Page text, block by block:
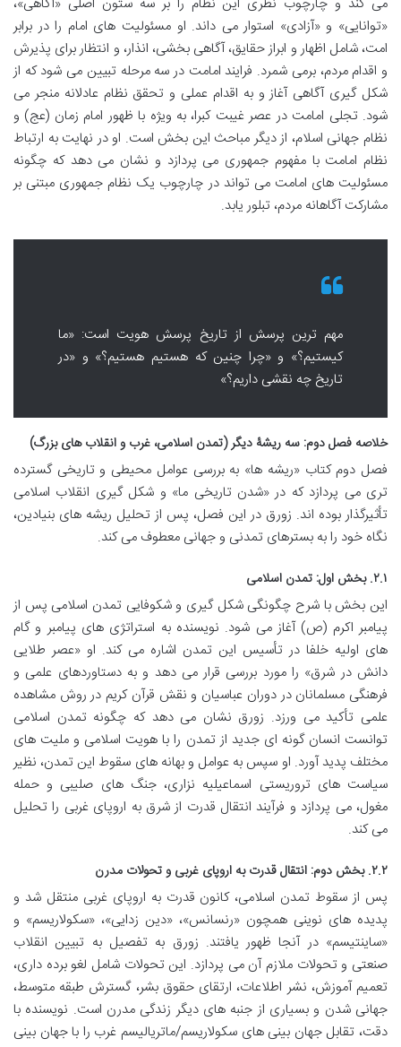
«توانایی» و «آزادی» استوار می داند. او مسئولیت های امام را در برابر
امت، شامل اظهار و ابراز حقایق، آگاهی بخشی، انذار، و انتظار برای پذیرش
و اقدام مردم، برمی شمرد. فرایند امامت در سه مرحله تبیین می شود که از
شکل گیری آگاهی آغاز و به اقدام عملی و تحقق نظام عادلانه منجر می
شود. تجلی امامت در عصر غیبت کبرا، به ویژه با ظهور امام زمان (عج) و
نظام جهانی اسلام، از دیگر مباحث این بخش است. او در نهایت به ارتباط
نظام امامت با مفهوم جمهوری می پردازد و نشان می دهد که چگونه
مسئولیت های امامت می تواند در چارچوب یک نظام جمهوری مبتنی بر
مشارکت آگاهانه مردم، تبلور یابد.
مهم ترین پرسش از تاریخ پرسش هویت است: «ما
کیستیم؟» و «چرا چنین که هستیم هستیم؟» و «در
تاریخ چه نقشی داریم؟»
خلاصه فصل دوم: سه ریشۀ دیگر (تمدن اسلامی، غرب و انقلاب های بزرگ)
فصل دوم کتاب «ریشه ها» به بررسی عوامل محیطی و تاریخی گسترده
تری می پردازد که در «شدن تاریخی ما» و شکل گیری انقلاب اسلامی
تأثیرگذار بوده اند. زورق در این فصل، پس از تحلیل ریشه های بنیادین،
نگاه خود را به بسترهای تمدنی و جهانی معطوف می کند.
۲.۱. بخش اول: تمدن اسلامی
این بخش با شرح چگونگی شکل گیری و شکوفایی تمدن اسلامی پس از
پیامبر اکرم (ص) آغاز می شود. نویسنده به استراتژی های پیامبر و گام
های اولیه خلفا در تأسیس این تمدن اشاره می کند. او «عصر طلایی
دانش در شرق» را مورد بررسی قرار می دهد و به دستاوردهای علمی و
فرهنگی مسلمانان در دوران عباسیان و نقش قرآن کریم در روش مشاهده
علمی تأکید می ورزد. زورق نشان می دهد که چگونه تمدن اسلامی
توانست انسان گونه ای جدید از تمدن را با هویت اسلامی و ملیت های
مختلف پدید آورد. او سپس به عوامل و بهانه های سقوط این تمدن، نظیر
سیاست های تروریستی اسماعیلیه نزاری، جنگ های صلیبی و حمله
مغول، می پردازد و فرآیند انتقال قدرت از شرق به اروپای غربی را تحلیل
می کند.
۲.۲. بخش دوم: انتقال قدرت به اروپای غربی و تحولات مدرن
پس از سقوط تمدن اسلامی، کانون قدرت به اروپای غربی منتقل شد و
پدیده های نوینی همچون «رنسانس»، «دین زدایی»، «سکولاریسم» و
«ساینتیسم» در آنجا ظهور یافتند. زورق به تفصیل به تبیین انقلاب
صنعتی و تحولات ملازم آن می پردازد. این تحولات شامل لغو برده داری،
تعمیم آموزش، نشر اطلاعات، ارتقای حقوق بشر، گسترش طبقه متوسط،
جهانی شدن و بسیاری از جنبه های دیگر زندگی مدرن است. نویسنده با
دقت، تقابل جهان بینی های سکولاریسم/ماتریالیسم غرب را با جهان بینی